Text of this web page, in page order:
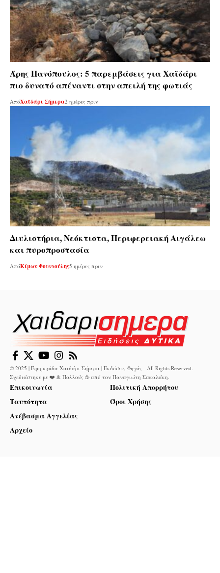
Άρης Πανόπουλος: 5 παρεμβάσεις για Χαϊδάρι
πιο δυνατό απέναντι στην απειλή της φωτιάς
ΑπόΧαϊδάρι Σήμερα2 ημέρες πριν
Διυλιστήρια, Νεόκτιστα, Περιφερειακή Αιγάλεω
και πυροπροστασία
ΑπόΚίμων Φουντούλης5 ημέρες πριν
© 2025 | Εφημερίδα Χαϊδάρι Σήμερα | Εκδόσεις Φηγός - All Rights Reserved.
Σχεδιάστηκε με ❤️ & Πολλούς ☕ από τον Παναγιώτη Σακαλάκη.
Επικοινωνία
Ταυτότητα
Ανέβασμα Αγγελίας
Αρχείο
Πολιτική Απορρήτου
Όροι Χρήσης